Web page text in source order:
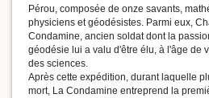
Pérou, composée de onze savants,
physiciens et géodésistes. Parmi eux,
Condamine, ancien soldat dont la
géodésie lui a valu d'être élu, à l'âge de
des sciences.
Après cette expédition, durant laquelle
mort, La Condamine entreprend la